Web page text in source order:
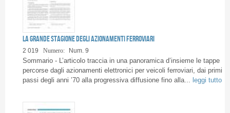
La grande stagione degli azionamenti ferroviari
2 019 Numero: Num. 9
Sommario - L’articolo traccia in una panoramica d’insieme le tappe
percorse dagli azionamenti elettronici per veicoli ferroviari, dai primi
passi degli anni ’70 alla progressiva diffusione fino alla... leggi tutto